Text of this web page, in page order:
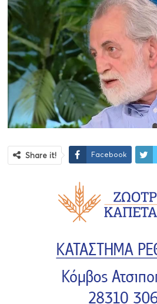
Share it! Facebook